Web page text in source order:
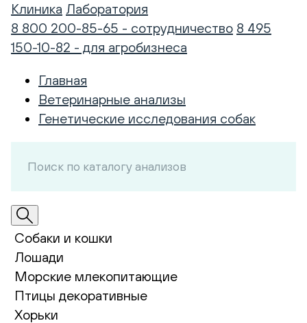
Клиника Лаборатория
8 800 200-85-65 - сотрудничество 8 495
150-10-82 - для агробизнеса
Главная
Ветеринарные анализы
Генетические исследования собак
Собаки и кошки
Лошади
Морские млекопитающие
Птицы декоративные
Хорьки